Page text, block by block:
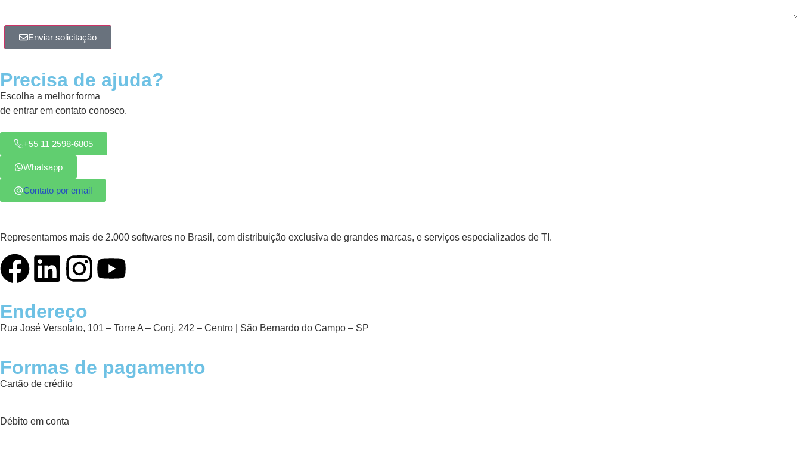
Enviar solicitação
Precisa de ajuda?
Escolha a melhor forma
de entrar em contato conosco.
+55 11 2598-6805
Whatsapp
Contato por email
Representamos mais de 2.000 softwares no Brasil, com distribuição exclusiva de grandes marcas, e serviços especializados de TI.
Endereço
Rua José Versolato, 101 – Torre A – Conj. 242 – Centro | São Bernardo do Campo – SP
Formas de pagamento
Cartão de crédito
Débito em conta